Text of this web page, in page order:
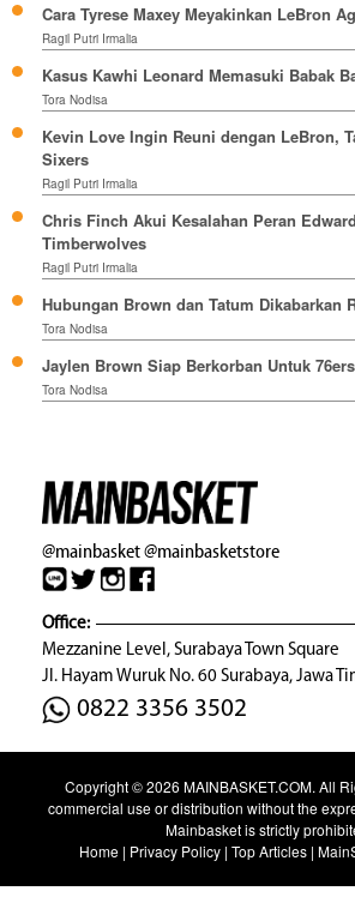
Cara Tyrese Maxey Meyakinkan LeBron
Ragil Putri Irmalia
Kasus Kawhi Leonard Memasuki Babak
Tora Nodisa
Kevin Love Ingin Reuni dengan LeBron,
Sixers
Ragil Putri Irmalia
Chris Finch Akui Kesalahan Peran
Timberwolves
Ragil Putri Irmalia
Hubungan Brown dan Tatum Dikabarkan
Tora Nodisa
Jaylen Brown Siap Berkorban Untuk 76ers
Tora Nodisa
@mainbasket@mainbasketstore
Office:
Mezzanine Level, Surabaya Town Square
Jl. Hayam Wuruk No. 60 Surabaya, Jawa
0822 3356 3502
Copyright © 2026 MAINBASKET.COM. All
commercial use or distribution without the
Mainbasket is strictly
Home| Privacy Policy| Top Articles|